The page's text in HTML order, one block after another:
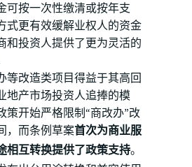
可按一次性缴清或按年支
式更有效缓解业权人的资金
和投资人提供了更为灵活的
等改造类项目得益于其高回
地产市场投资人追捧的模
策开始严格限制“商改办”改
，而条例草案首次为商业服
相互转换提供了政策支持。